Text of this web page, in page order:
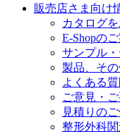
販売店さま向け
カタログ
E-Shopの
サンプル
製品、そ
よくある質
ご意見・
見積りの
整形外科